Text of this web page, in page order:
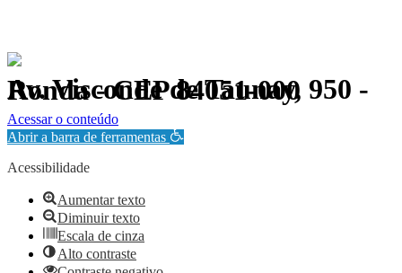
Av. Visconde de Taunay, 950 - Ronda - CEP 84051-000
Política de Privacidade.
Acessar o conteúdo
Abrir a barra de ferramentas
Acessibilidade
Aumentar texto
Diminuir texto
Escala de cinza
Alto contraste